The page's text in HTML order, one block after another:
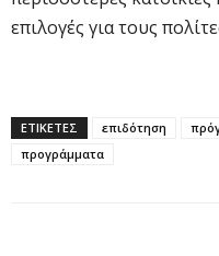
επιλογές για τους
ΕΤΙΚΕΤΕΣ επιδότηση
προγράμματα